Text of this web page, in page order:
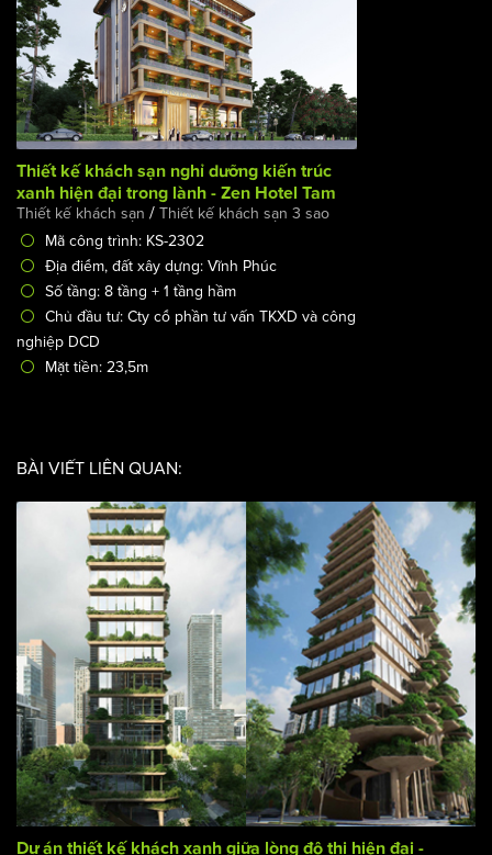
Thiết kế khách sạn nghỉ dưỡng kiến trúc xanh hiện đại
trong lành - Zen Hotel Tam Đảo
Thiết kế khách sạn/ Thiết kế khách sạn 3 sao
Mã công trình: KS-2302
Địa điểm, đất xây dựng: Vĩnh Phúc
Số tầng: 8 tầng + 1 tầng hầm
BÀI VIẾT LIÊN QUAN: